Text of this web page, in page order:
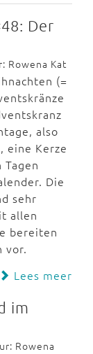
Der
Rowena Kat
(=
also
eine Kerze
Die
sehr
allen
bereiten
vor.
Lees meer
im
Rowena